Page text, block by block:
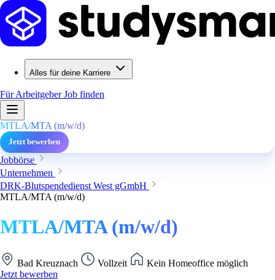
Alles für deine Karriere
Für ArbeitgeberJob finden
MTLA/MTA (m/w/d)
Jetzt bewerben
Jobbörse
Unternehmen
DRK-Blutspendedienst West gGmbH
MTLA/MTA (m/w/d)
MTLA/MTA (m/w/d)
Bad Kreuznach Vollzeit
Kein Homeoffice möglich
Jetzt bewerben